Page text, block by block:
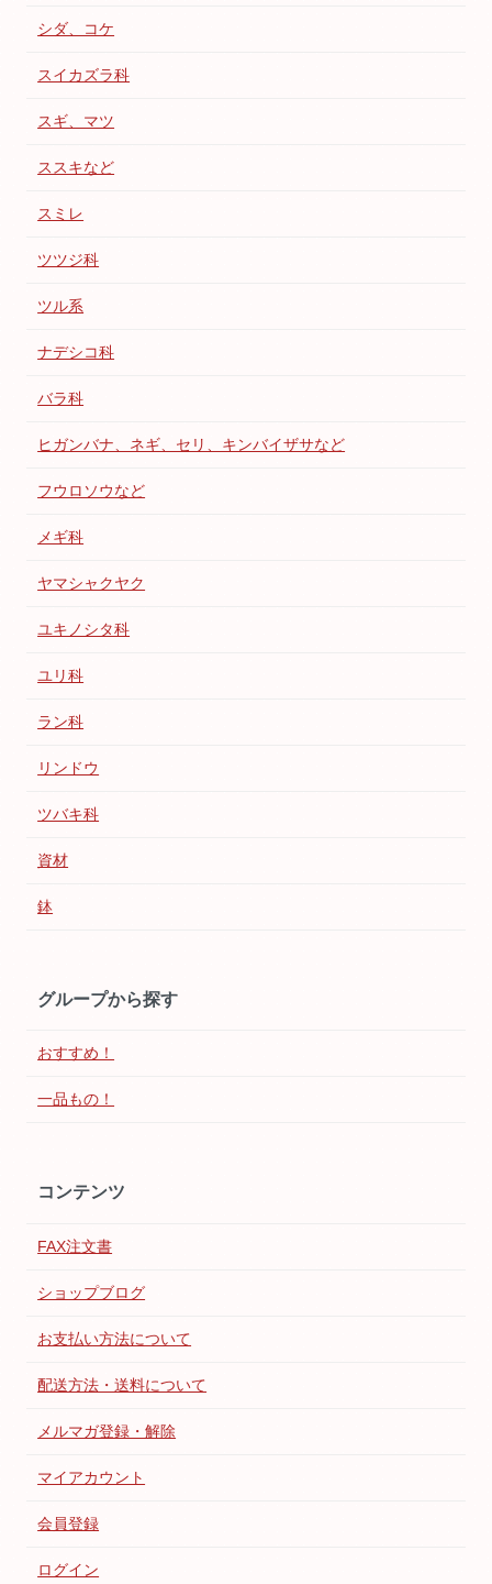
シダ、コケ
スイカズラ科
スギ、マツ
ススキなど
スミレ
ツツジ科
ツル系
ナデシコ科
バラ科
ヒガンバナ、ネギ、セリ、キンバイザサなど
フウロソウなど
メギ科
ヤマシャクヤク
ユキノシタ科
ユリ科
ラン科
リンドウ
ツバキ科
資材
鉢
グループから探す
おすすめ！
一品もの！
コンテンツ
FAX注文書
ショップブログ
お支払い方法について
配送方法・送料について
メルマガ登録・解除
マイアカウント
会員登録
ログイン